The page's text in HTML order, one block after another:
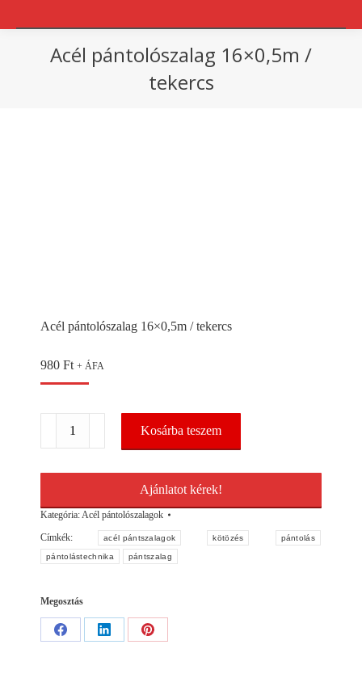
Acél pántolószalag 16×0,5m /
tekercs
Acél pántolószalag 16×0,5m / tekercs
980 Ft + ÁFA
pántolószalag
16x0,5m
tekercs
Kosárba teszem
Ajánlatot kérek!
Kategória: Acél pántolószalagok
Címkék:
acél pántszalagok kötözés pántolás
pántolástechnika pántszalag
Megosztás
Share
Share
Share